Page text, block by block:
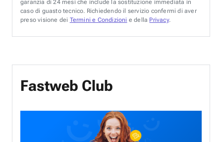
garanzia di 24 mesi che include la sostituzione immediata in
caso di guasto tecnico. Richiedendo il servizio confermi di aver
preso visione dei Termini e Condizioni e della Privacy.
Fastweb Club